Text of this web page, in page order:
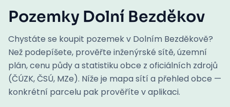
Pozemky Dolní Bezděkov
Chystáte se koupit pozemek v Dolním Bezděkově?
Než podepíšete, prověřte inženýrské sítě, územní
plán, cenu půdy a statistiku obce z oficiálních zdrojů
(ČÚZK, ČSÚ, MZe). Níže je mapa sítí a přehled obce —
konkrétní parcelu pak prověříte v aplikaci.